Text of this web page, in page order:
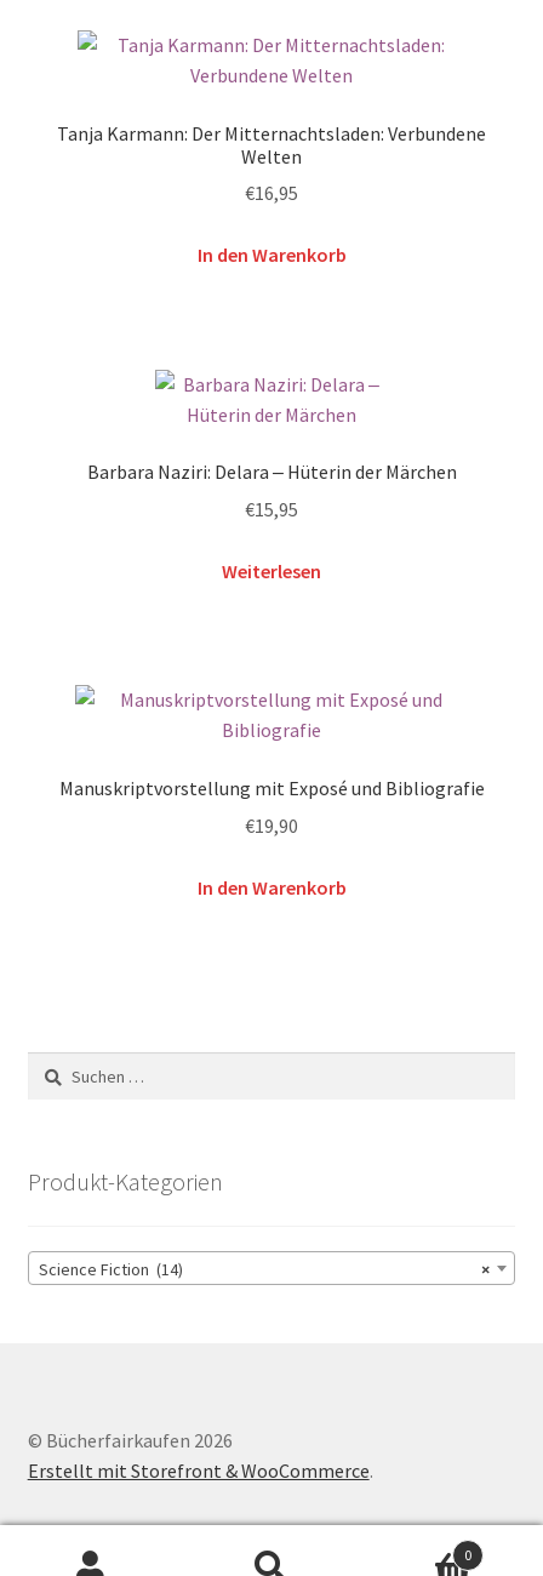
Tanja Karmann: Der Mitternachtsladen: Verbundene
Welten
€16,95
In den Warenkorb
Barbara Naziri: Delara ‒ Hüterin der Märchen
€15,95
Weiterlesen
Manuskriptvorstellung mit Exposé und Bibliografie
€19,90
In den Warenkorb
Suchen
nach:
Produkt-Kategorien
×
Science Fiction (14)
© Bücherfairkaufen 2026
Erstellt mit Storefront & WooCommerce.
0